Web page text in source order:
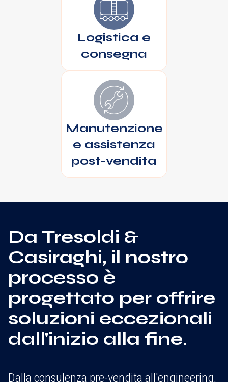
Logistica e
consegna
Manutenzione
e assistenza
post-vendita
Da Tresoldi &
Casiraghi, il nostro
processo è
progettato per offrire
soluzioni eccezionali
dall'inizio alla fine.
Dalla consulenza pre-vendita all'engineering,